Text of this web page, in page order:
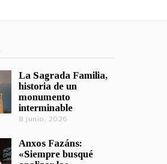
La Sagrada Familia,
historia de un
monumento
interminable
8 junio, 2026
Anxos Fazáns:
«Siempre busqué